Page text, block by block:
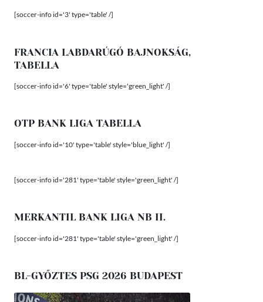
[soccer-info id='3' type='table' /]
FRANCIA LABDARÚGÓ BAJNOKSÁG,
TABELLA
[soccer-info id='6' type='table' style='green_light' /]
OTP BANK LIGA TABELLA
[soccer-info id='10' type='table' style='blue_light' /]
[soccer-info id='281' type='table' style='green_light' /]
MERKANTIL BANK LIGA NB II.
[soccer-info id='281' type='table' style='green_light' /]
BL-GYŐZTES PSG 2026 BUDAPEST